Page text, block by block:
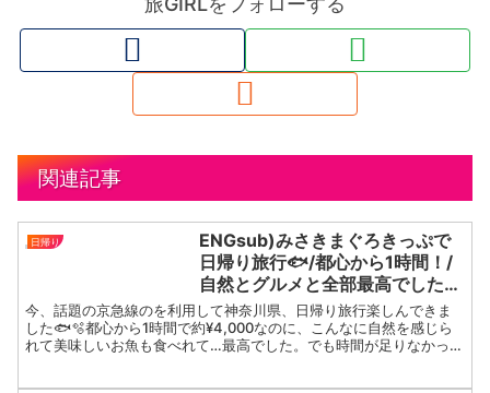
関連記事
日帰り
ENGsub)みさきまぐろきっぷで
日帰り旅行🐟/都心から1時間！/
自然とグルメと全部最高でした/
女子旅
今、話題の京急線のを利用して神奈川県、日帰り旅行楽しんできま
した🐟🫧都心から1時間で約¥4,000なのに、こんなに自然を感じら
れて美味しいお魚も食べれて…最高でした。でも時間が足りなかった